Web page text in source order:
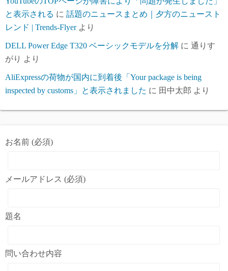
と表示される に 話題のニュースまとめ｜夕方のニュースト
レンド | Trends-Flyerより
DELL Power Edge T320 ベーシックモデルを分解 に 通りす
がり より
AliExpressの荷物が国内に到着後「Your package is being
inspected by customs」と表示されました に 田中太郎 より
お名前 (必須)
メールアドレス (必須)
題名
問い合わせ内容